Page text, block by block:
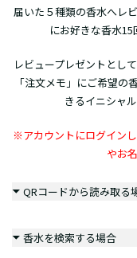
届いた５種類の香水へレ
にお好きな香水15
レビュープレゼントとし
「注文メモ」にご希望
きるイニシャ
※アカウントにログイン
やお
QRコードから読み取る
香水を検索する場合